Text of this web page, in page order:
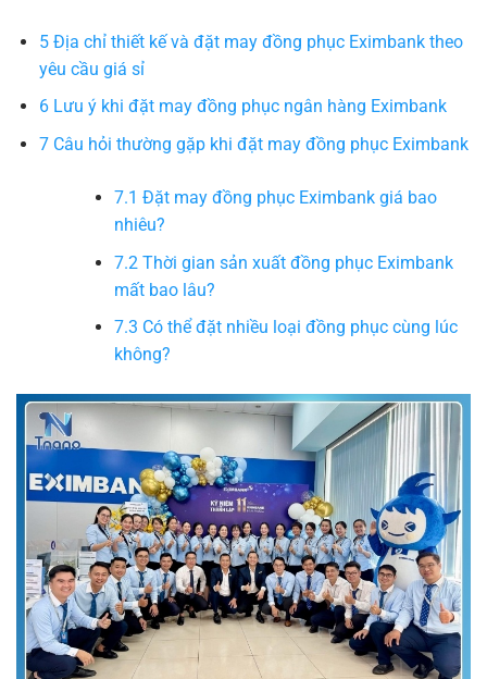
5Địa chỉ thiết kế và đặt may đồng phục Eximbank theo
yêu cầu giá sỉ
6Lưu ý khi đặt may đồng phục ngân hàng Eximbank
7Câu hỏi thường gặp khi đặt may đồng phục Eximbank
7.1 Đặt may đồng phục Eximbank giá bao
nhiêu?
7.2 Thời gian sản xuất đồng phục Eximbank
mất bao lâu?
7.3 Có thể đặt nhiều loại đồng phục cùng lúc
không?